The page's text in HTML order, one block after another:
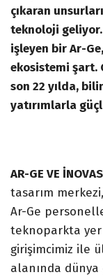
çıkaran
teknoloji
işleyen bir Ar-
ekosistemi şart.
son 22 yılda,
yatırımlarla
AR-GE VE
tasarım
Ar-Ge
teknoparkta
girişimcimiz ile
alanında